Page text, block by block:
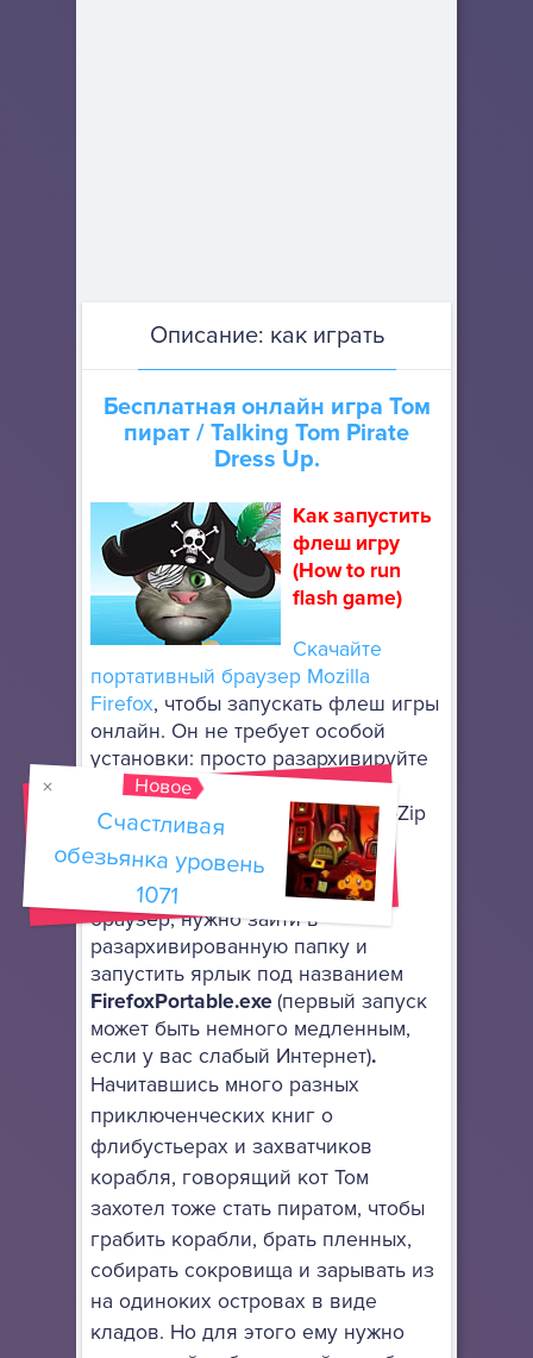
Описание: как играть
Бесплатная онлайн игра Том
пират / Talking Tom Pirate
Dress Up.
Как запустить
флеш игру
(How to run
flash game)
Скачайте
портативный браузер Mozilla
Firefox, чтобы запускать флеш игры
онлайн. Он не требует особой
установки: просто разархивируйте
его в любое место, используя
архиватор, поддерживающий 7-Zip
архивы.
Для того, чтобы запустить сам
браузер, нужно зайти в
разархивированную папку и
запустить ярлык под названием
FirefoxPortable.exe(первый запуск
может быть немного медленным,
если у вас слабый Интернет).
Начитавшись много разных
приключенческих книг о
флибустьерах и захватчиков
корабля, говорящий кот Том
захотел тоже стать пиратом, чтобы
грабить корабли, брать пленных,
собирать сокровища и зарывать из
на одиноких островах в виде
кладов. Но для этого ему нужно
Новое
Счастливая
обезьянка уровень
1071